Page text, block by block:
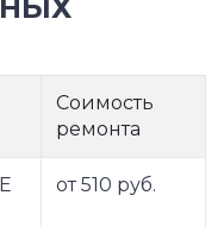
Соимость
ремонта
от 510 руб.